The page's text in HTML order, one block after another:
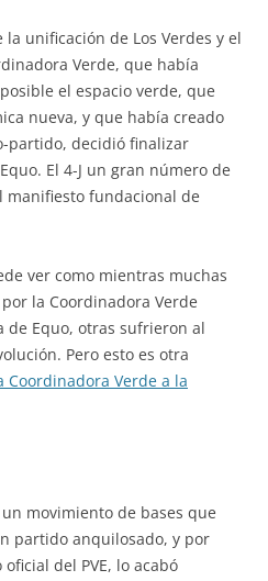
unificación de Los Verdes y el
Verde, que había
el espacio verde, que
nueva, y que había creado
partido, decidió finalizar
El 4-J un gran número de
fundacional de
ver como mientras muchas
la Coordinadora Verde
Equo, otras sufrieron al
Pero esto es otra
Coordinadora Verde a la
movimiento de bases que
partido anquilosado, y por
del PVE, lo acabó